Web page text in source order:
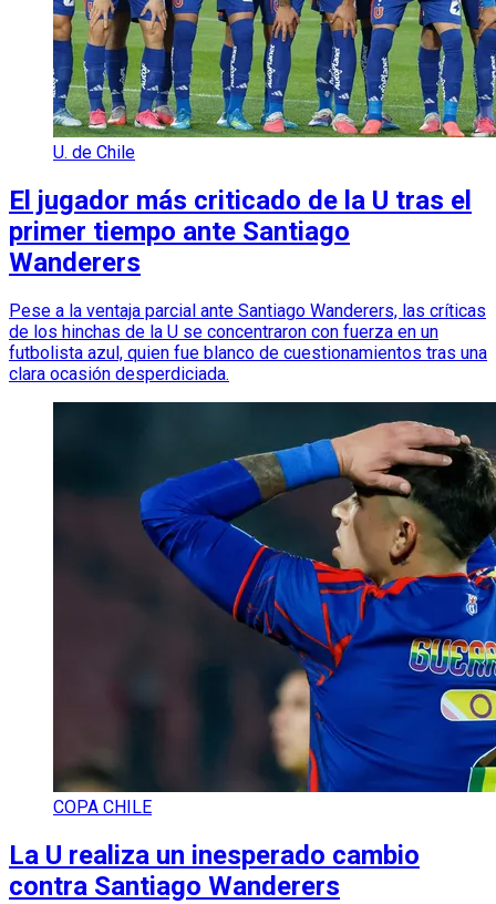
U. de Chile
El jugador más criticado de la U tras el
primer tiempo ante Santiago
Wanderers
Pese a la ventaja parcial ante Santiago Wanderers, las críticas
de los hinchas de la U se concentraron con fuerza en un
futbolista azul, quien fue blanco de cuestionamientos tras una
clara ocasión desperdiciada.
COPA CHILE
La U realiza un inesperado cambio
contra Santiago Wanderers